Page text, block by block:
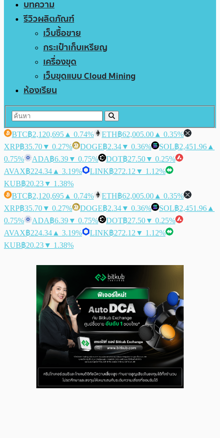
บทความ
รีวิวผลิตภัณฑ์
เว็บซื้อขาย
กระเป๋าเก็บเหรียญ
เครื่องขุด
เว็บขุดแบบ Cloud Mining
ห้องเรียน
BTC฿2,120,695 ▲ 0.74% ETH฿62,005.00 ▲ 0.35%
XRP฿35.70▼ 0.27% DOGE฿2.34▼ 0.36% SOL฿2,451.96 ▲
0.75%
ADA฿6.39▼ 0.75% DOT฿27.50▼ 0.25%
AVAX฿224.34 ▲ 3.19% LINK฿272.12 ▼ 1.12%
KUB฿20.23▼ 1.38%
BTC฿2,120,695 ▲ 0.74% ETH฿62,005.00 ▲ 0.35%
XRP฿35.70▼ 0.27% DOGE฿2.34▼ 0.36% SOL฿2,451.96 ▲
0.75%
ADA฿6.39▼ 0.75% DOT฿27.50▼ 0.25%
AVAX฿224.34 ▲ 3.19% LINK฿272.12 ▼ 1.12%
KUB฿20.23▼ 1.38%